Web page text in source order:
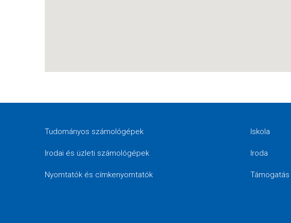
Tudományos számológépek
Irodai és üzleti számológépek
Nyomtatók és címkenyomtatók
Iskola
Iroda
Támogatás